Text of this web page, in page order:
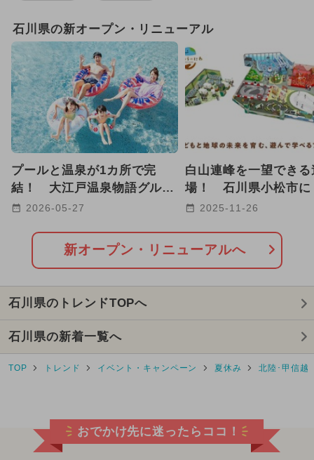
2025年12月のイベント
GW(ゴールデンウィーク)
2026年1月のイベント
2025年3月のイベント
2025年5月のイベント
2025年10月のイベント
2025年9月のイベント
2025年4月のイベント
2025年7月のイベント
2024年11月のイベント
日帰り 2024年5月のイベント
石川県の新オープン・リニューアル
プールと温泉が1カ所で完
結！ 大江戸温泉物語グルー
プ、全国16施設で夏季プール
2026-05-27
白山連峰を一望できる
場！ 石川県小松市に
ゅうのにわ」新オープ
2025-11-26
新オープン・リニューアルへ
石川県のトレンドTOPへ
石川県の新着一覧へ
TOP トレンド イベント・キャンペーン 夏休み 北陸･甲信越
おでかけ先に迷ったらココ！